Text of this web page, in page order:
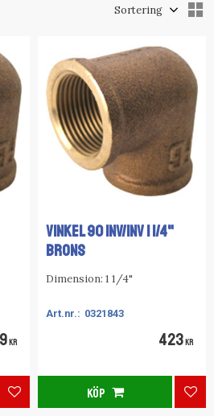
KR
Lägg till i favoriter
VINKEL 90 INV/INV 1 1/4"
BRONS
Dimension: 1 1/4"
0321843
423 KR
KÖP